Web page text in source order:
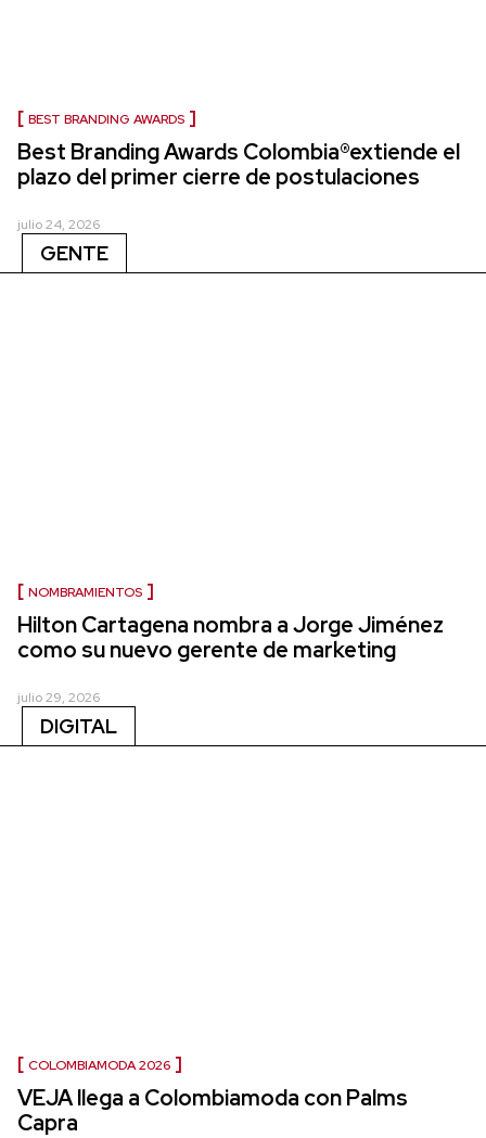
BEST BRANDING AWARDS
Best Branding Awards Colombia®extiende el
plazo del primer cierre de postulaciones
julio 24, 2026
GENTE
NOMBRAMIENTOS
Hilton Cartagena nombra a Jorge Jiménez
como su nuevo gerente de marketing
julio 29, 2026
DIGITAL
COLOMBIAMODA 2026
VEJA llega a Colombiamoda con Palms
Capra